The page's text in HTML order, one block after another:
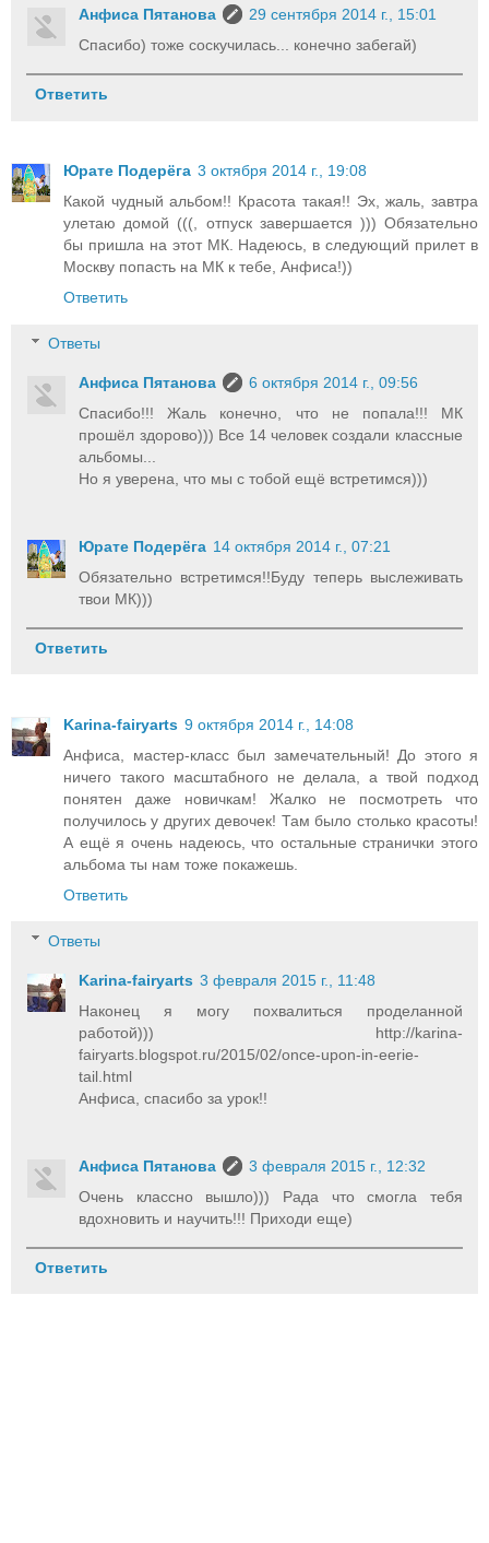
Анфиса Пятанова
29 сентября 2014 г., 15:01
Спасибо) тоже соскучилась... конечно забегай)
Ответить
Юрате Подерёга 3 октября 2014 г., 19:08
Какой чудный альбом!! Красота такая!! Эх, жаль, завтра
улетаю домой (((, отпуск завершается ))) Обязательно
бы пришла на этот МК. Надеюсь, в следующий прилет в
Москву попасть на МК к тебе, Анфиса!))
Ответить
Ответы
Анфиса Пятанова
6 октября 2014 г., 09:56
Спасибо!!! Жаль конечно, что не попала!!! МК
прошёл здорово))) Все 14 человек создали классные
альбомы...
Но я уверена, что мы с тобой ещё встретимся)))
Юрате Подерёга 14 октября 2014 г., 07:21
Обязательно встретимся!!Буду теперь выслеживать
твои МК)))
Ответить
Karina-fairyarts 9 октября 2014 г., 14:08
Анфиса, мастер-класс был замечательный! До этого я
ничего такого масштабного не делала, а твой подход
понятен даже новичкам! Жалко не посмотреть что
получилось у других девочек! Там было столько красоты!
А ещё я очень надеюсь, что остальные странички этого
альбома ты нам тоже покажешь.
Ответить
Ответы
Karina-fairyarts 3 февраля 2015 г., 11:48
Наконец я могу похвалиться проделанной
работой))) http://karina-
fairyarts.blogspot.ru/2015/02/once-upon-in-eerie-
tail.html
Анфиса, спасибо за урок!!
Анфиса Пятанова
3 февраля 2015 г., 12:32
Очень классно вышло))) Рада что смогла тебя
вдохновить и научить!!! Приходи еще)
Ответить